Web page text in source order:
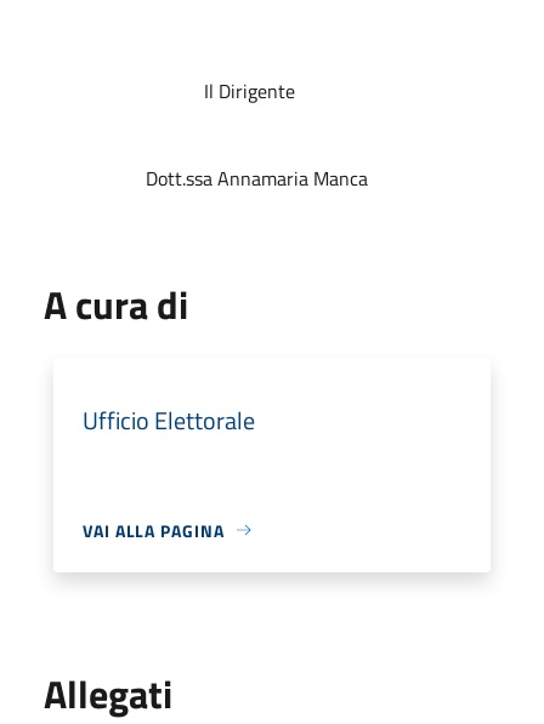
Il Dirigente
Dott.ssa Annamaria Manca
A cura di
Ufficio Elettorale
VAI ALLA PAGINA
Allegati